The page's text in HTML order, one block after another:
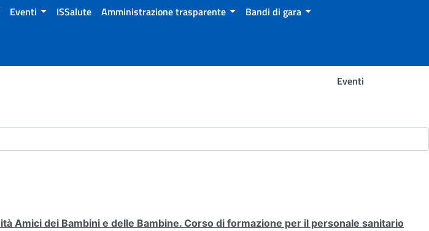
Eventi ISSalute Amministrazione trasparente Bandi di gara
Eventi
Amici dei Bambini e delle Bambine. Corso di formazione per il personale sanitario